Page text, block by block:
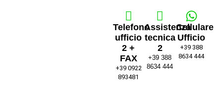
Telefono
ufficio
2 +
FAX
+39 0922
893481
Assistenza
tecnica
2
+39 388
8634 444
Cellulare
Ufficio
+39 388
8634 444